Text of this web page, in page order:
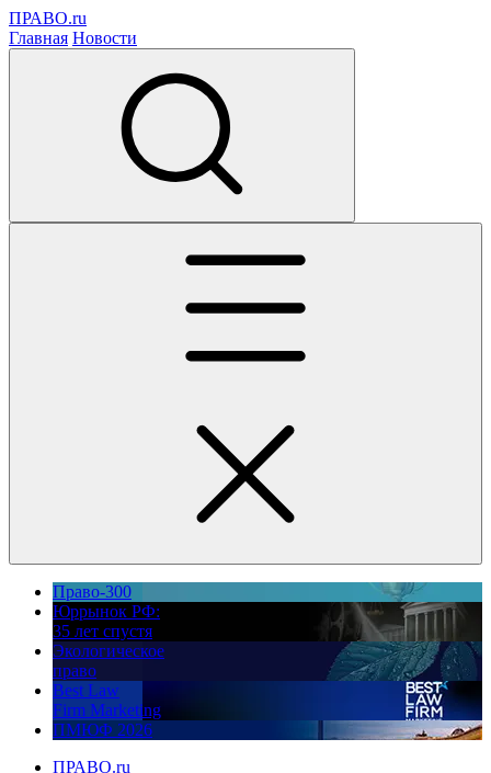
ПРАВО.ru
Главная Новости
Право-300
Юррынок РФ:
35 лет спустя
Экологическое
право
Best Law
Firm Marketing
ПМЮФ 2026
ПРАВО.ru